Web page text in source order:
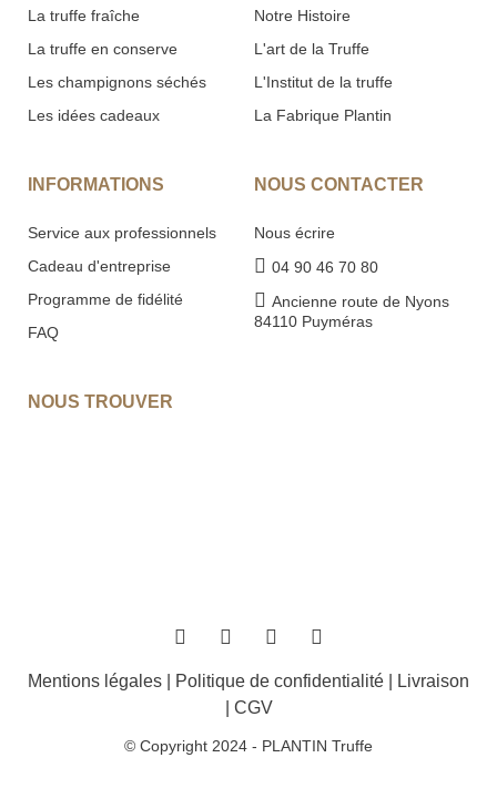
La truffe fraîche
La truffe en conserve
Les champignons séchés
Les idées cadeaux
Notre Histoire
L'art de la Truffe
L'Institut de la truffe
La Fabrique Plantin
INFORMATIONS
Service aux professionnels
Cadeau d'entreprise
Programme de fidélité
FAQ
NOUS CONTACTER
Nous écrire
04 90 46 70 80
Ancienne route de Nyons
84110 Puyméras
NOUS TROUVER
© Copyright 2024 - PLANTIN Truffe
Mentions légales Politique de confidentialité
Livraison
CGV